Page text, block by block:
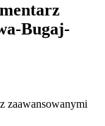
Bugaj-
z zaawansowanymi